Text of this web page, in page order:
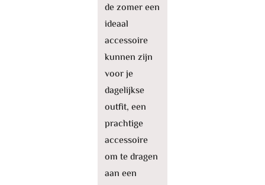
de zomer een
ideaal
accessoire
kunnen zijn
voor je
dagelijkse
outfit, een
prachtige
accessoire
om te dragen
aan een